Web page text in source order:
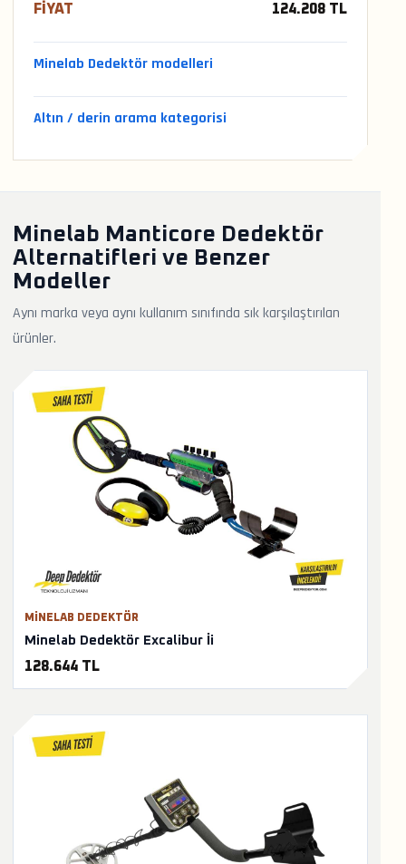
FIYAT 124.208 TL
Minelab Dedektör modelleri
Altın / derin arama kategorisi
Minelab Manticore Dedektör
Alternatifleri ve Benzer
Modeller
Aynı marka veya aynı kullanım sınıfında sık karşılaştırılan
ürünler.
MINELAB DEDEKTÖR
Minelab Dedektör Excalibur İi
128.644 TL